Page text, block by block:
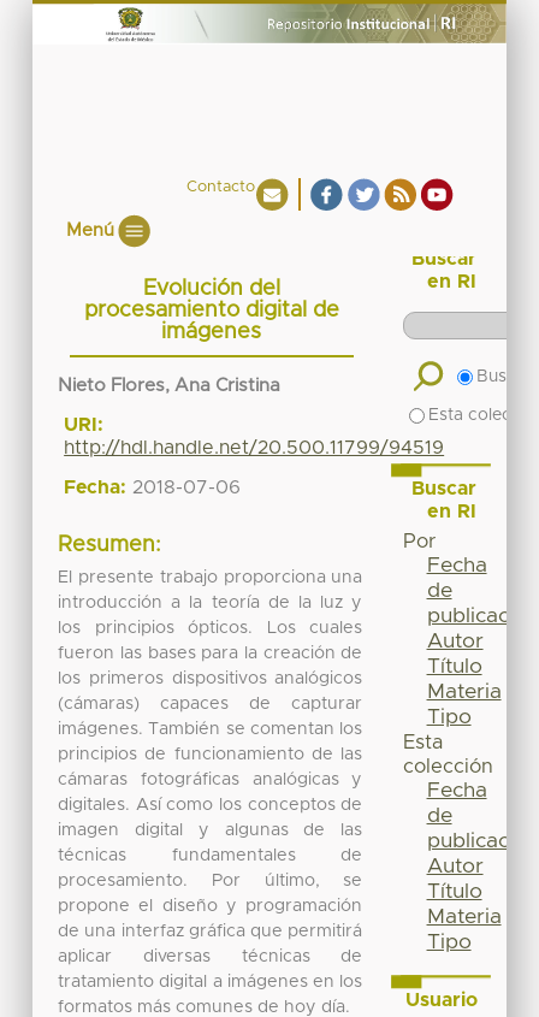
Contacto
Menú
Evolución del
procesamiento digital de
imágenes
Nieto Flores, Ana Cristina
URI:
http://hdl.handle.net/20.500.11799/94519
Fecha: 2018-07-06
Resumen:
El presente trabajo proporciona una
introducción a la teoría de la luz y
los principios ópticos. Los cuales
fueron las bases para la creación de
los primeros dispositivos analógicos
(cámaras) capaces de capturar
imágenes. También se comentan los
principios de funcionamiento de las
cámaras fotográficas analógicas y
digitales. Así como los conceptos de
imagen digital y algunas de las
técnicas fundamentales de
procesamiento. Por último, se
propone el diseño y programación
de una interfaz gráfica que permitirá
aplicar diversas técnicas de
tratamiento digital a imágenes en los
formatos más comunes de hoy día.
Buscar
en RI
Buscar
Esta
Buscar
en RI
Por
Fecha
de
publicación
Autor
Título
Materia
Tipo
Esta
colección
Fecha
de
publicación
Autor
Título
Materia
Tipo
Usuario